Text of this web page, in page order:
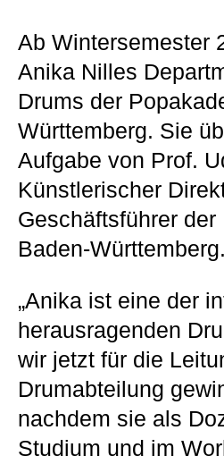
Ab Wintersemester
Anika Nilles
Drums der
Württemberg. Sie
Aufgabe von Prof.
Künstlerischer
Geschäftsführer
Baden-Württemberg.
„Anika ist eine der
herausragenden
wir jetzt für die
Drumabteilung
nachdem sie als
Studium und im